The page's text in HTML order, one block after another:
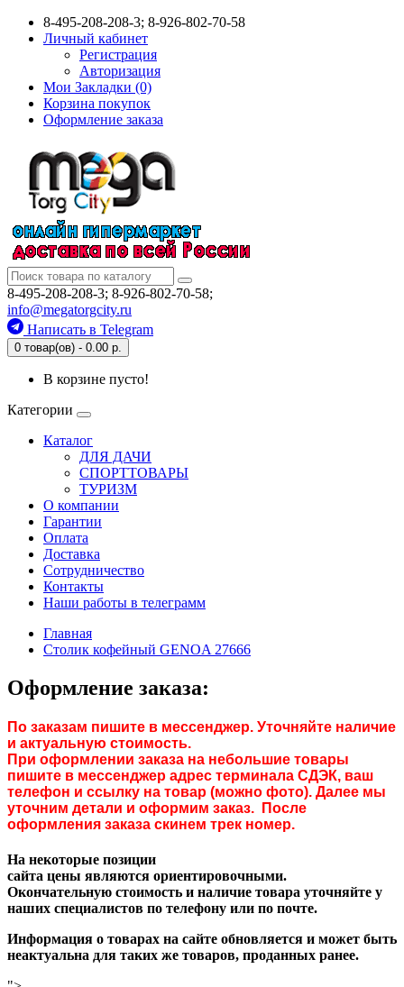
8-495-208-208-3; 8-926-802-70-58
Личный кабинет
Регистрация
Авторизация
Мои Закладки (0)
Корзина покупок
Оформление заказа
8-495-208-208-3; 8-926-802-70-58;
info@megatorgcity.ru
Написать в Telegram
0 товар(ов) - 0.00 р.
В корзине пусто!
Категории
Каталог
ДЛЯ ДАЧИ
СПОРТТОВАРЫ
ТУРИЗМ
О компании
Гарантии
Оплата
Доставка
Сотрудничество
Контакты
Наши работы в телеграмм
Главная
Столик кофейный GENOA 27666
Оформление заказа:
По заказам пишите в мессенджер. Уточняйте наличие
и актуальную стоимость.
При оформлении заказа на небольшие товары
пишите в мессенджер адрес терминала СДЭК, ваш
телефон и ссылку на товар (можно фото). Далее мы
уточним детали и оформим заказ. После
оформления заказа скинем трек номер.
На некоторые позиции
сайта цены являются ориентировочными.
Окончательную стоимость и наличие товара уточняйте у
наших специалистов по телефону или по почте.
Информация о товарах на сайте обновляется и может быть
неактуальна для таких же товаров, проданных ранее.